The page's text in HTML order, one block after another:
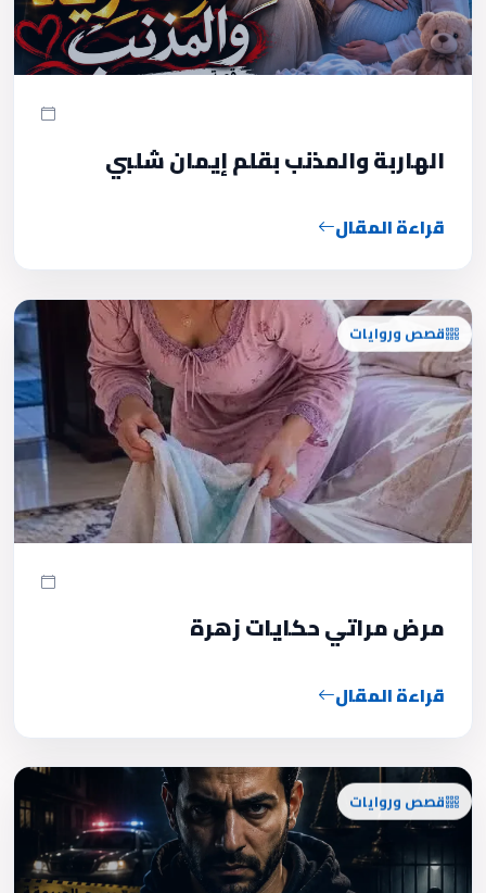
الهاربة والمذنب بقلم إيمان شلبي
قراءة المقال
قصص وروايات
مرض مراتي حكايات زهرة
قراءة المقال
قصص وروايات